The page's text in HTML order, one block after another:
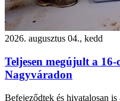
2026. augusztus 04., kedd
Teljesen megújult a
Nagyváradon
Befejeződtek és hivatalosan